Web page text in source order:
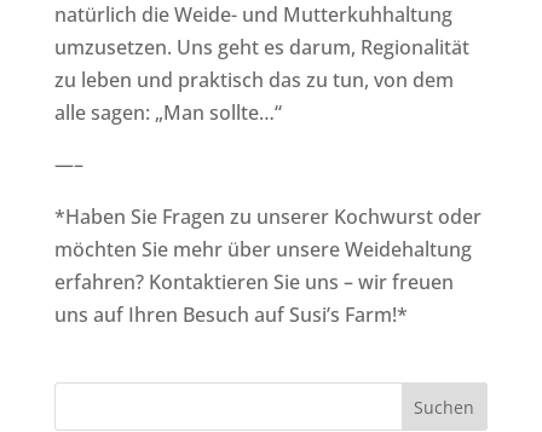
natürlich die Weide- und Mutterkuhhaltung
umzusetzen. Uns geht es darum, Regionalität
zu leben und praktisch das zu tun, von dem
alle sagen: „Man sollte…“
—–
*Haben Sie Fragen zu unserer Kochwurst oder
möchten Sie mehr über unsere Weidehaltung
erfahren? Kontaktieren Sie uns – wir freuen
uns auf Ihren Besuch auf Susi’s Farm!*